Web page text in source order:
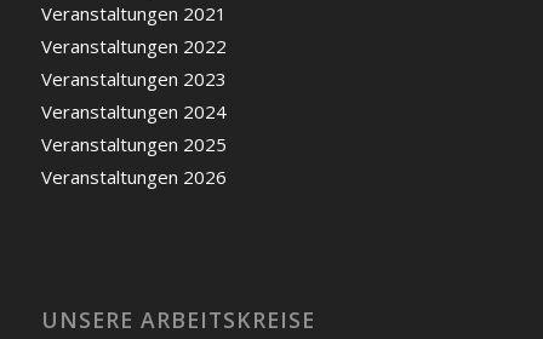
Veranstaltungen 2021
Veranstaltungen 2022
Veranstaltungen 2023
Veranstaltungen 2024
Veranstaltungen 2025
Veranstaltungen 2026
UNSERE ARBEITSKREISE